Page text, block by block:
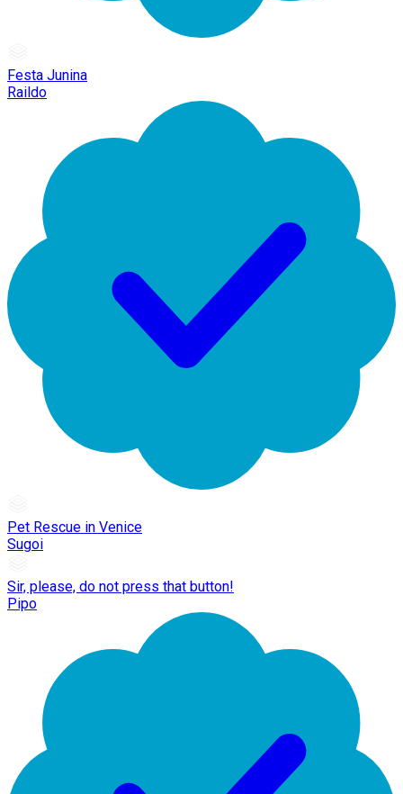
Festa Junina
Raildo
Pet Rescue in Venice
Sugoi
Sir, please, do not press that button!
Pipo